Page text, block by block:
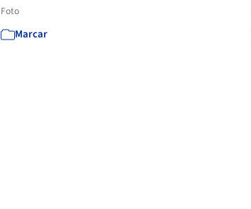
Foto
Marcar